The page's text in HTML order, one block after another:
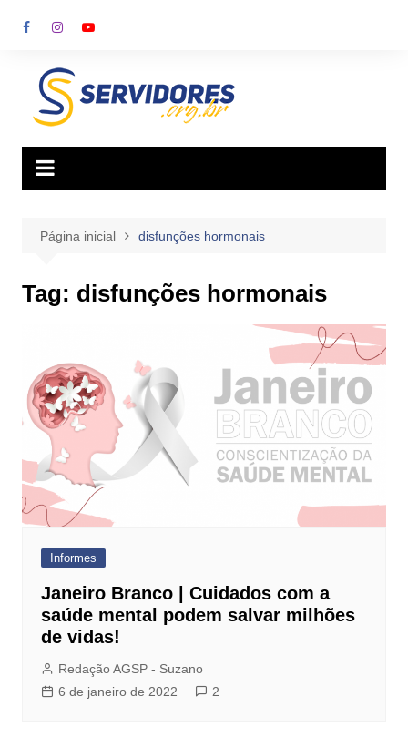
para
conteúdo
Página inicial disfunções hormonais
Tag: disfunções hormonais
Informes
Janeiro Branco | Cuidados com a
saúde mental podem salvar milhões
de vidas!
Redação AGSP - Suzano
6 de janeiro de 2022
2